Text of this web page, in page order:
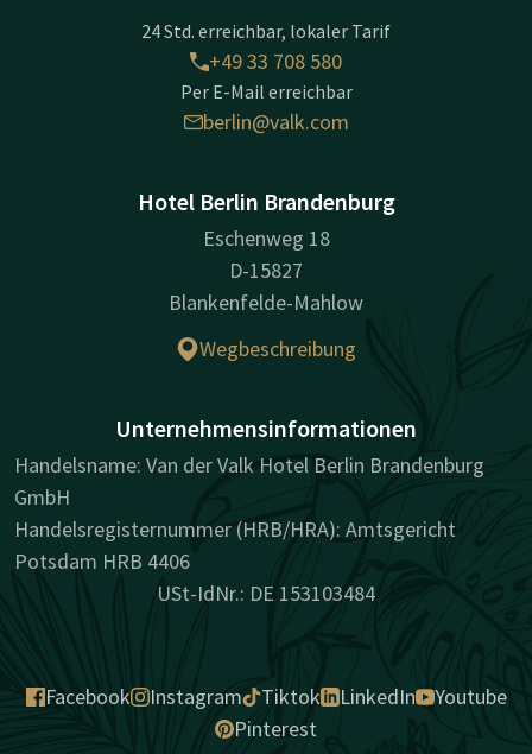
24 Std. erreichbar, lokaler Tarif
+49 33 708 580
Per E-Mail erreichbar
berlin@valk.com
Hotel Berlin Brandenburg
Eschenweg 18
D-15827
Blankenfelde-Mahlow
Wegbeschreibung
Unternehmensinformationen
Handelsname: Van der Valk Hotel Berlin Brandenburg
GmbH
Handelsregisternummer (HRB/HRA): Amtsgericht
Potsdam HRB 4406
USt-IdNr.: DE 153103484
Facebook Instagram Tiktok LinkedIn
Youtube
Pinterest